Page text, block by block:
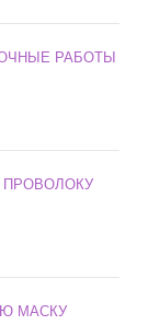
РАБОТЫ
МАСКУ